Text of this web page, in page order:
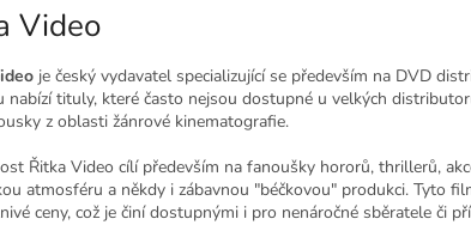
Video
je český vydavatel specializující se především na DVD
nabízí tituly, které často nejsou dostupné u velkých
z oblasti žánrové kinematografie.
Řitka Video cílí především na fanoušky hororů, thrillerů,
atmosféru a někdy i zábavnou "béčkovou" produkci. Tyto
ceny, což je činí dostupnými i pro nenáročné sběratele či